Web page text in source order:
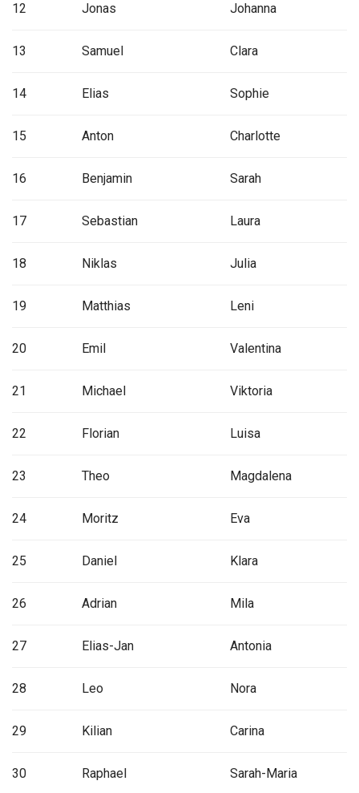
12 Jonas Johanna
13 Samuel Clara
14 Elias Sophie
15 Anton Charlotte
16 Benjamin Sarah
17 Sebastian Laura
18 Niklas Julia
19 Matthias Leni
20 Emil Valentina
21 Michael Viktoria
22 Florian Luisa
23 Theo Magdalena
24 Moritz Eva
25 Daniel Klara
26 Adrian Mila
27 Elias-Jan Antonia
28 Leo Nora
29 Kilian Carina
30 Raphael Sarah-Maria